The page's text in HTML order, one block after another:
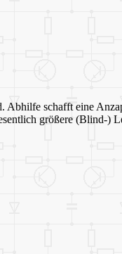
Abhilfe schafft eine
größere (Blind-)